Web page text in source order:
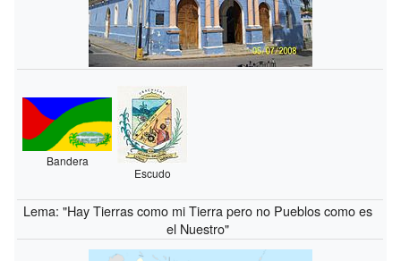
Bandera
Escudo
Lema: "Hay Tierras como mi Tierra pero no Pueblos como es
el Nuestro"